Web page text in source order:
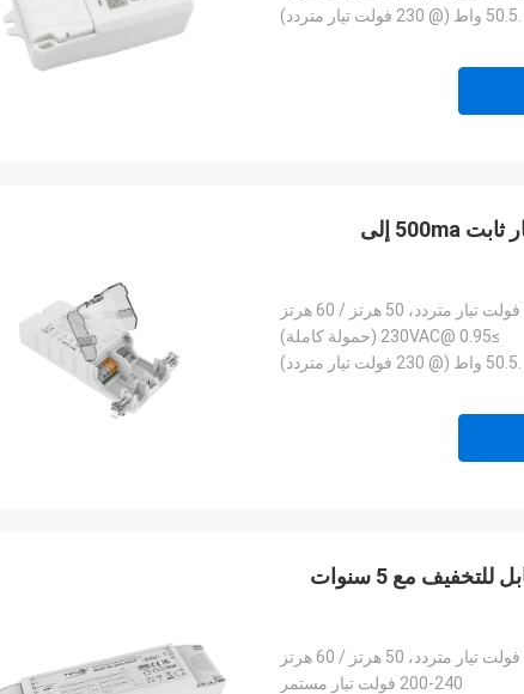
36W NFC قابلة للبرمجة DALI DT8 LED driver مصدر تيار ثابت 500ma إلى
≥0.95 @230VAC (حمولة كاملة)
120 واط فولتاج ثابت 24 فولت DALI DT8 محرك قيادة قابل للتخفيف مع 5 سنوات
200-240 فولت تيار مستمر